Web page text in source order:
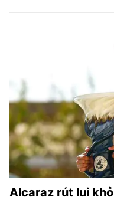
Alcaraz rút lui